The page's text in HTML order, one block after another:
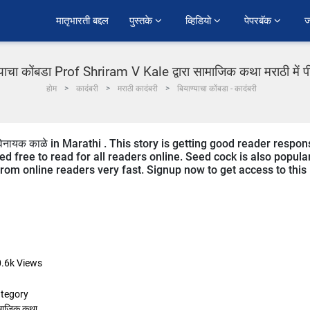
﻿मातृभारती बद्दल पुस्तके व्हिडियो पेपरबॅक
कोंबडा Prof Shriram V Kale द्वारा सामाजिक कथा मराठी में
होम कादंबरी मराठी कादंबरी बियाण्याचा कोंबडा - कादंबरी
काळे in Marathi . This story is getting good reader
free to read for all readers online. Seed cock is also
online readers very fast. Signup now to get access to this
Views